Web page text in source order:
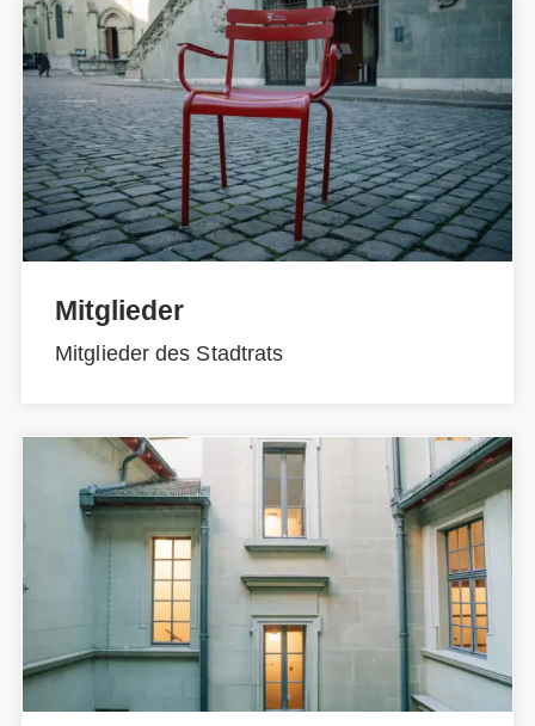
Mitglieder
Mitglieder des Stadtrats